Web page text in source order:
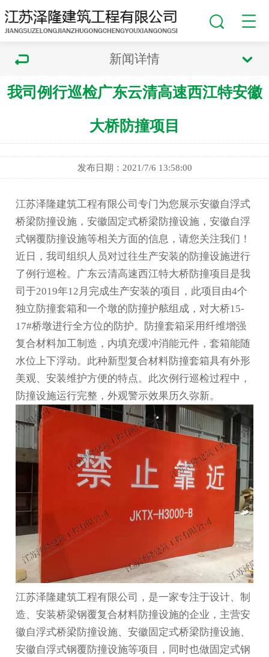
新闻详情
我司例行巡检广东云清高速西江特安徽
大桥防撞项目
发布日期：2021/7/6 13:58:00
江苏泽隆建筑工程有限公司专门为您展示安徽自浮式
桥梁防撞设施 ，安徽固定式桥梁防撞设施，安徽自浮
式钢覆防撞设施等相关方面的信息，请您关注我们！
近日，我司组织人员对过往生产安装的防撞设施进行
了例行巡检。广东云清高速西江特大桥防撞项目是我
司于2019年12月完成生产安装的项目，此项目由4个
独立防撞套箱和一个墩的防撞护舷组成，对大桥15-
17#桥墩进行全方位的防护。防撞套箱采用纤维增强
复合材料加工制造，内填充缓冲消能元件，套箱能随
水位上下浮动。此种新型复合材料防撞套箱具有外形
美观、安装维护方便的特点。此次例行巡检过程中，
防撞设施运行完整，外观警示效果历久弥新。
江苏泽隆建筑工程有限公司，是一家专注于设计、制
造、安装桥梁钢覆复合材料防撞设施的企业，主营安
徽自浮式桥梁防撞设施、安徽固定式桥梁防撞设施、
安徽自浮式钢覆防撞设施等项目，同时也做固定式钢